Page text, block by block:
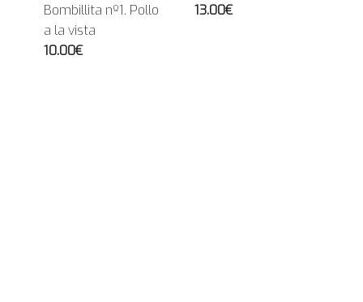
Bombillita nº1. Pollo
a la vista
10.00€
13.00€